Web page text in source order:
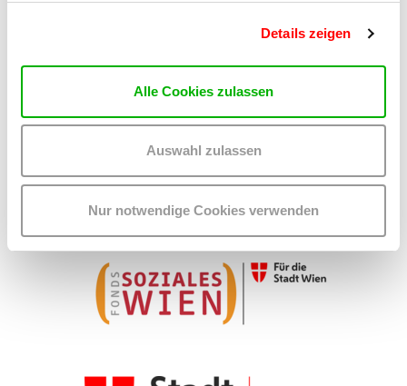
Details zeigen
Alle Cookies zulassen
Auswahl zulassen
Nur notwendige Cookies verwenden